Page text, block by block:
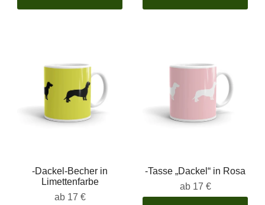
-Dackel-Becher in
Limettenfarbe
ab 17 €
-Tasse „Dackel“ in Rosa
ab 17 €